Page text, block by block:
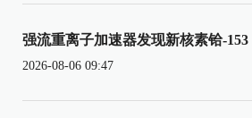
强流重离子加速器发现新核素铪-153
2026-08-06 09:47